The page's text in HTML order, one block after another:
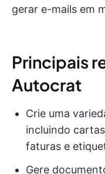
gerar e-mails em
Principais
Autocrat
Crie uma
incluindo
faturas e
Gere